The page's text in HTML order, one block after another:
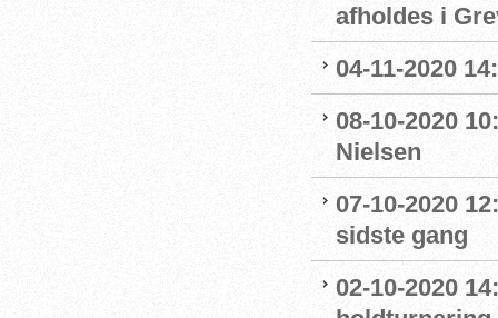
afholdes i
04-11-2020
08-10-2020
Nielsen
07-10-2020
sidste gang
02-10-2020